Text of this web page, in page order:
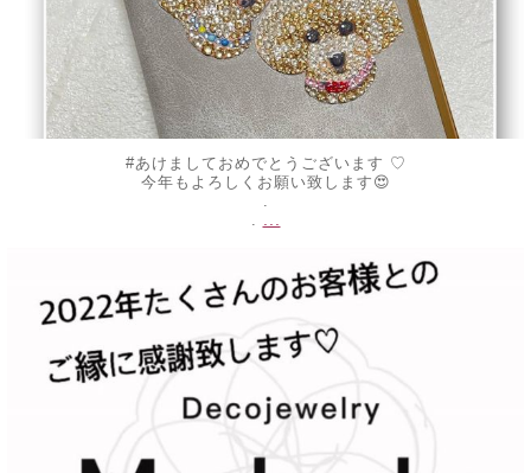
#あけましておめでとうございます ♡
今年もよろしくお願い致します😍
.
.
12月 30